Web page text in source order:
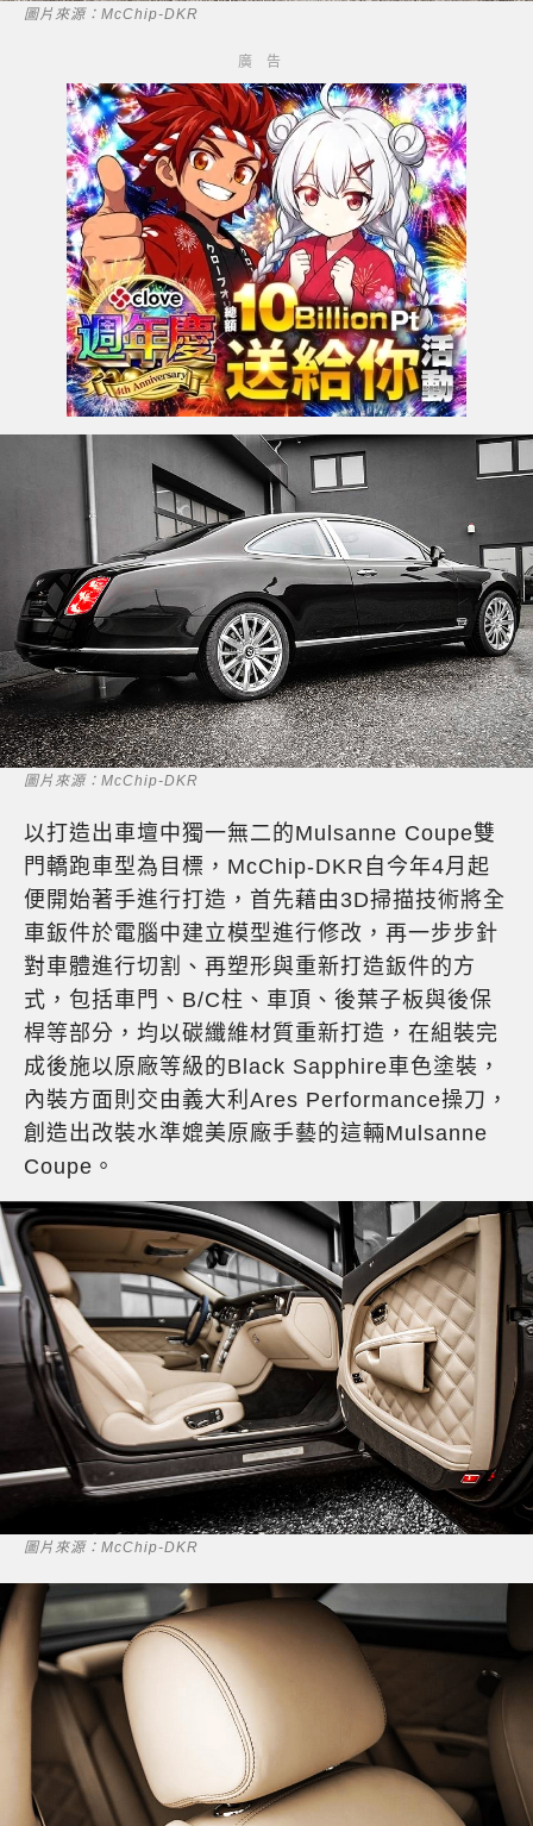
圖片來源：McChip-DKR
圖片來源：McChip-DKR
以打造出車壇中獨一無二的Mulsanne Coupe雙
門轎跑車型為目標，McChip-DKR自今年4月起
便開始著手進行打造，首先藉由3D掃描技術將全
車鈑件於電腦中建立模型進行修改，再一步步針
對車體進行切割、再塑形與重新打造鈑件的方
式，包括車門、B/C柱、車頂、後葉子板與後保
桿等部分，均以碳纖維材質重新打造，在組裝完
成後施以原廠等級的Black Sapphire車色塗裝，
內裝方面則交由義大利Ares Performance操刀，
創造出改裝水準媲美原廠手藝的這輛Mulsanne
Coupe。
圖片來源：McChip-DKR